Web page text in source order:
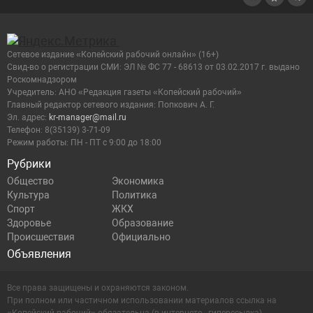
Рубрики
Общество
Экономика
Культура
Политика
Спорт
ЖКХ
Здоровье
Образование
Происшествия
Официально
Объявления
Сетевое издание «Копейский рабочий онлайн» (16+)
Cвид-во о регистрации СМИ: ЭЛ № ФС 77 - 68613 от 03.02.2017 г. выдано
Роскомнадзором
Учредитель: АНО «Редакция газеты «Копейский рабочий»
Главный редактор сетевого издания: Попкович А. Г.
Эл. адрес: kr-manager@mail.ru
Телефон: 8(35139) 3-71-09
Режим работы: ПН - ПТ с 9:00 до 18:00
Все права защищены и охраняются законом.
При полном или частичном использовании материалов ссылка на